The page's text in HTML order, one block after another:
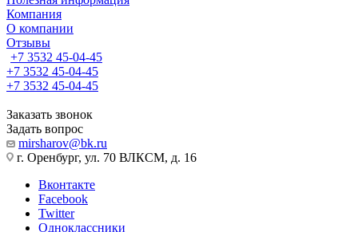
Компания
О компании
Отзывы
+7 3532 45-04-45
+7 3532 45-04-45
+7 3532 45-04-45
Заказать звонок
Задать вопрос
mirsharov@bk.ru
г. Оренбург, ул. 70 ВЛКСМ, д. 16
Вконтакте
Facebook
Twitter
Одноклассники